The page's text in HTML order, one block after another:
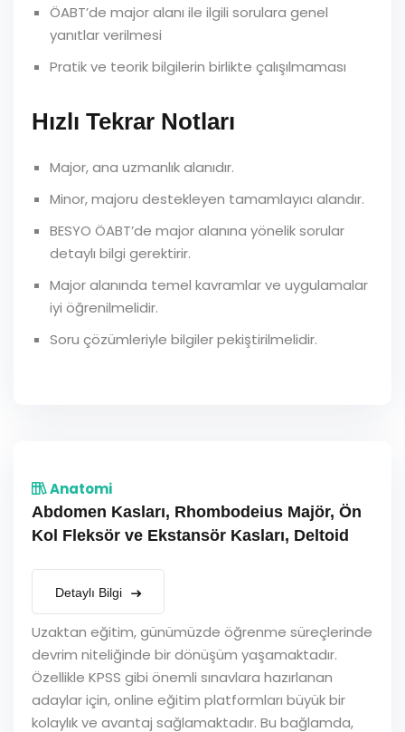
ÖABT’de major alanı ile ilgili sorulara genel
yanıtlar verilmesi
Pratik ve teorik bilgilerin birlikte çalışılmaması
Hızlı Tekrar Notları
Major, ana uzmanlık alanıdır.
Minor, majoru destekleyen tamamlayıcı alandır.
BESYO ÖABT’de major alanına yönelik sorular
detaylı bilgi gerektirir.
Major alanında temel kavramlar ve uygulamalar
iyi öğrenilmelidir.
Soru çözümleriyle bilgiler pekiştirilmelidir.
Anatomi
Abdomen Kasları, Rhombodeius Majör, Ön
Kol Fleksör ve Ekstansör Kasları, Deltoid
Detaylı Bilgi
Uzaktan eğitim, günümüzde öğrenme süreçlerinde
devrim niteliğinde bir dönüşüm yaşamaktadır.
Özellikle KPSS gibi önemli sınavlara hazırlanan
adaylar için, online eğitim platformları büyük bir
kolaylık ve avantaj sağlamaktadır. Bu bağlamda,